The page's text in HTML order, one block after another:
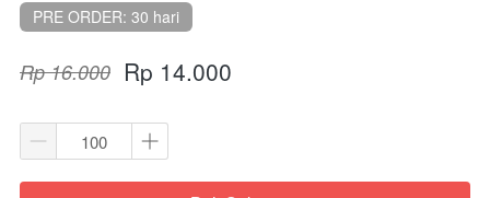
PRE ORDER: 30 hari
Rp 16.000 Rp 14.000